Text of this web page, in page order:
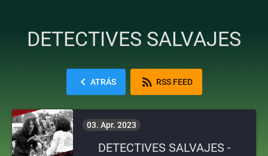
DETECTIVES SALVAJES
chevron_left ATRÁS rss_feed RSS FEED
03. Apr. 2023
DETECTIVES SALVAJES -